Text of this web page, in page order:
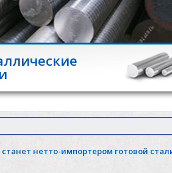
нетто-импортером готовой